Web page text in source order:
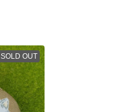
SOLD OUT